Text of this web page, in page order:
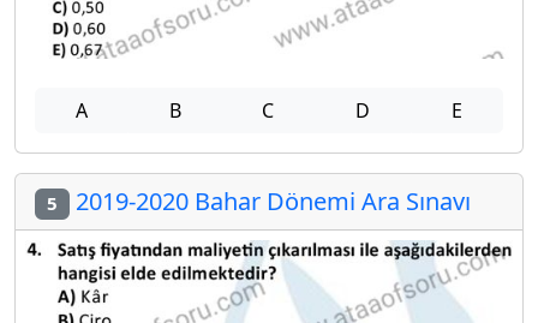
A B C D E
5 2019-2020 Bahar Dönemi Ara Sınavı